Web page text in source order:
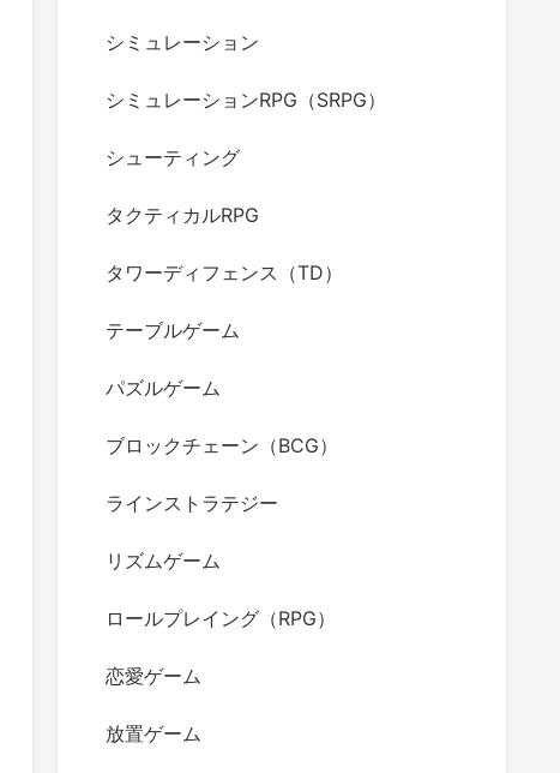
シミュレーション
シミュレーションRPG（SRPG）
シューティング
タクティカルRPG
タワーディフェンス（TD）
テーブルゲーム
パズルゲーム
ブロックチェーン（BCG）
ラインストラテジー
リズムゲーム
ロールプレイング（RPG）
恋愛ゲーム
放置ゲーム